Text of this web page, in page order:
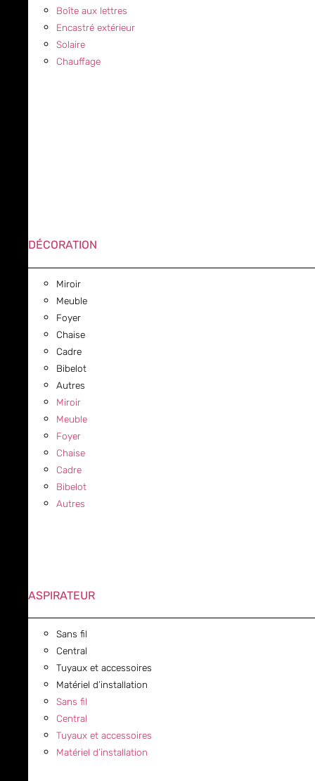
Boîte aux lettres
Encastré extérieur
Solaire
Chauffage
DÉCORATION
Miroir
Meuble
Foyer
Chaise
Cadre
Bibelot
Autres
Miroir
Meuble
Foyer
Chaise
Cadre
Bibelot
Autres
ASPIRATEUR
Sans fil
Central
Tuyaux et accessoires
Matériel d’installation
Sans fil
Central
Tuyaux et accessoires
Matériel d’installation